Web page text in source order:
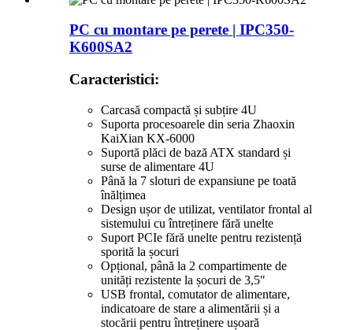
PC cu montare pe perete | IPC350-
K600SA2
Caracteristici:
Carcasă compactă și subțire 4U
Suporta procesoarele din seria Zhaoxin
KaiXian KX-6000
Suportă plăci de bază ATX standard și
surse de alimentare 4U
Până la 7 sloturi de expansiune pe toată
înălțimea
Design ușor de utilizat, ventilator frontal al
sistemului cu întreținere fără unelte
Suport PCIe fără unelte pentru rezistență
sporită la șocuri
Opțional, până la 2 compartimente de
unități rezistente la șocuri de 3,5″
USB frontal, comutator de alimentare,
indicatoare de stare a alimentării și a
stocării pentru întreținere ușoară